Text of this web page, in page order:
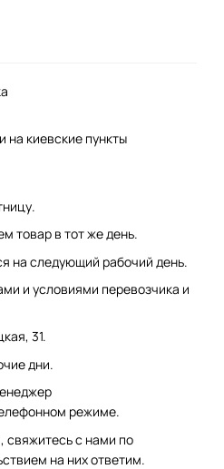
на киевские пункты
товар в тот же день.
на следующий рабочий день.
и условиями перевозчика и
31.
дни.
режиме.
свяжитесь с нами по
на них ответим.